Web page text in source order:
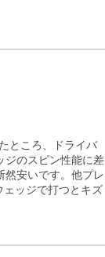
ところ、ドライバ
ジのスピン性能に差
然安いです。他プレ
ッジで打つとキズ